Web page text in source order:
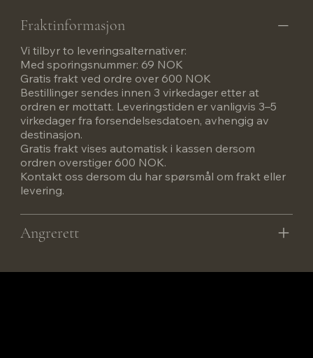
Fraktinformasjon
Vi tilbyr to leveringsalternativer:
Med sporingsnummer: 69 NOK
Gratis frakt ved ordre over 600 NOK
Bestillinger sendes innen 3 virkedager etter at
ordren er mottatt. Leveringstiden er vanligvis 3–5
virkedager fra forsendelsesdatoen, avhengig av
destinasjon.
Gratis frakt vises automatisk i kassen dersom
ordren overstiger 600 NOK.
Kontakt oss dersom du har spørsmål om frakt eller
levering.
Angrerett